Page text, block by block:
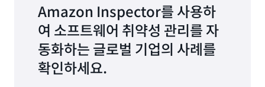
Amazon Inspector를 사용하
여 소프트웨어 취약성 관리를 자
동화하는 글로벌 기업의 사례를
확인하세요.